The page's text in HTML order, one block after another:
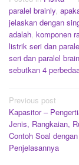
paralel brainly,
jelaskan dengan
adalah, komponen
listrik seri dan
seri dan paralel
sebutkan 4
Post
Previous post
Kapasitor –
Jenis, Rangkaian,
Contoh Soal dengan
Penjelasannya